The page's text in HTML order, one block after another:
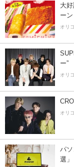
大
ーン
オリ
ー”
オリ
オリ
パ
選」